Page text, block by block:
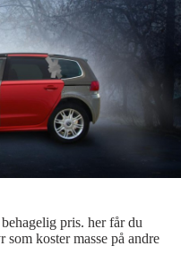
pris. her får du
som koster masse på andre